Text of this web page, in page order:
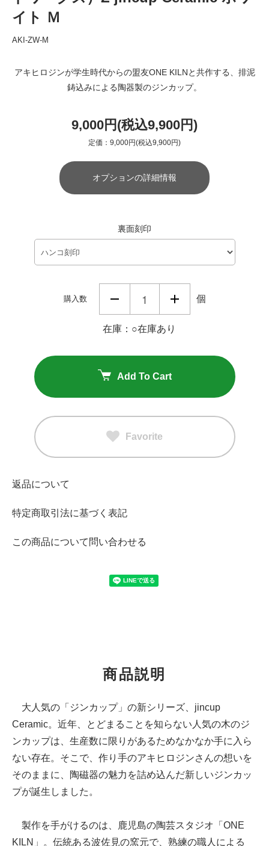
イト Ｍ
AKI-ZW-M
アキヒロジンが学生時代からの盟友ONE KILNと共作する、排泥
鋳込みによる陶器製のジンカップ。
9,000円(税込9,900円)
定価：9,000円(税込9,900円)
オプションの詳細情報
裏面刻印
購入数 個
在庫：○在庫あり
Add To Cart
Favorite
返品について
特定商取引法に基づく表記
この商品について問い合わせる
商品説明
大人気の「ジンカップ」の新シリーズ、jincup
Ceramic。近年、とどまることを知らない人気の木のジ
ンカップは、生産数に限りがあるためなかなか手に入ら
ない存在。そこで、作り手のアキヒロジンさんの想いを
そのままに、陶磁器の魅力を詰め込んだ新しいジンカッ
プが誕生しました。
製作を手がけるのは、鹿児島の陶芸スタジオ「ONE
KILN」。伝統ある波佐見の窯元で、熟練の職人による